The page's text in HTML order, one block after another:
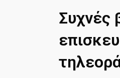
Συχνές